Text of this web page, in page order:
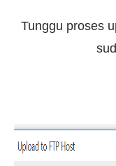
Tunggu proses